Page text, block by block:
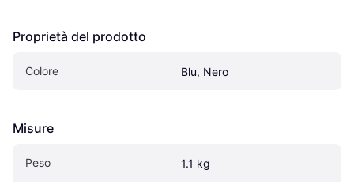
Proprietà del prodotto
Colore Blu, Nero
Misure
Peso 1.1 kg